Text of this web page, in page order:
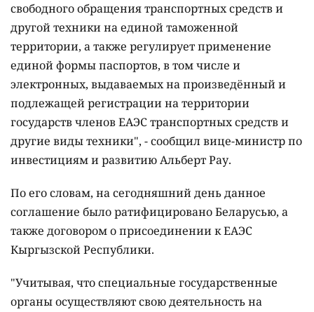
свободного обращения транспортных средств и
другой техники на единой таможенной
территории, а также регулирует применение
единой формы паспортов, в том числе и
электронных, выдаваемых на произведённый и
подлежащей регистрации на территории
государств членов ЕАЭС транспортных средств и
другие виды техники", - сообщил вице-министр по
инвестициям и развитию Альберт Рау.
По его словам, на сегодняшний день данное
соглашение было ратифицировано Беларусью, а
также договором о присоединении к ЕАЭС
Кыргызской Республики.
"Учитывая, что специальные государственные
органы осуществляют свою деятельность на